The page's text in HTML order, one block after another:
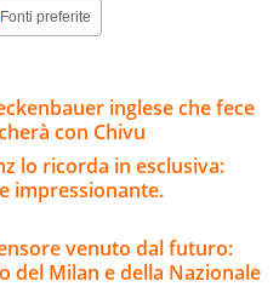
Fonti preferite
inglese che fece
con Chivu
lo ricorda in esclusiva:
impressionante.
venuto dal futuro:
del Milan e della Nazionale